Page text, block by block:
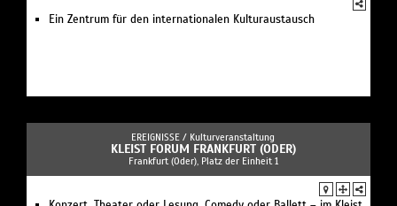
Ein Zentrum für den internationalen Kulturaustausch
EREIGNISSE / Kulturveranstaltung
KLEIST FORUM FRANKFURT (ODER)
Frankfurt (Oder), Platz der Einheit 1